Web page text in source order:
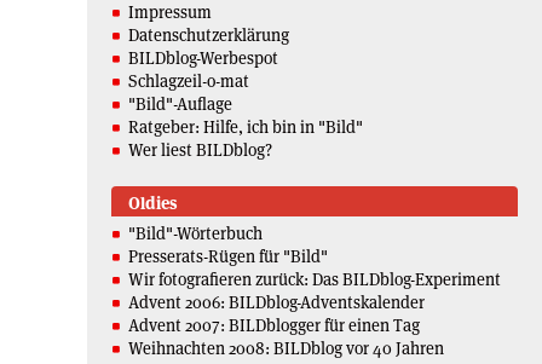
Impressum
Datenschutzerklärung
BILDblog-Werbespot
Schlagzeil-o-mat
"Bild"-Auflage
Ratgeber: Hilfe, ich bin in "Bild"
Wer liest BILDblog?
Oldies
"Bild"-Wörterbuch
Presserats-Rügen für "Bild"
Wir fotografieren zurück: Das BILDblog-Experiment
Advent 2006: BILDblog-Adventskalender
Advent 2007: BILDblogger für einen Tag
Weihnachten 2008: BILDblog vor 40 Jahren